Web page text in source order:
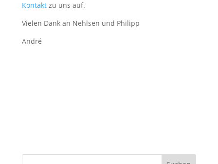
Kontaktzu uns auf.
Vielen Dank an Nehlsen und Philipp
André